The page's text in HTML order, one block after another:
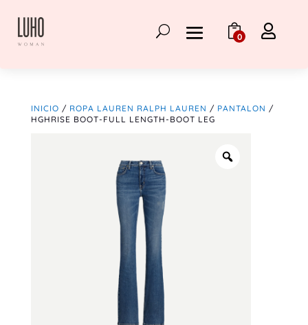
0 
INICIO / ROPA LAUREN RALPH LAUREN / PANTALON /
HGHRISE BOOT-FULL LENGTH-BOOT LEG